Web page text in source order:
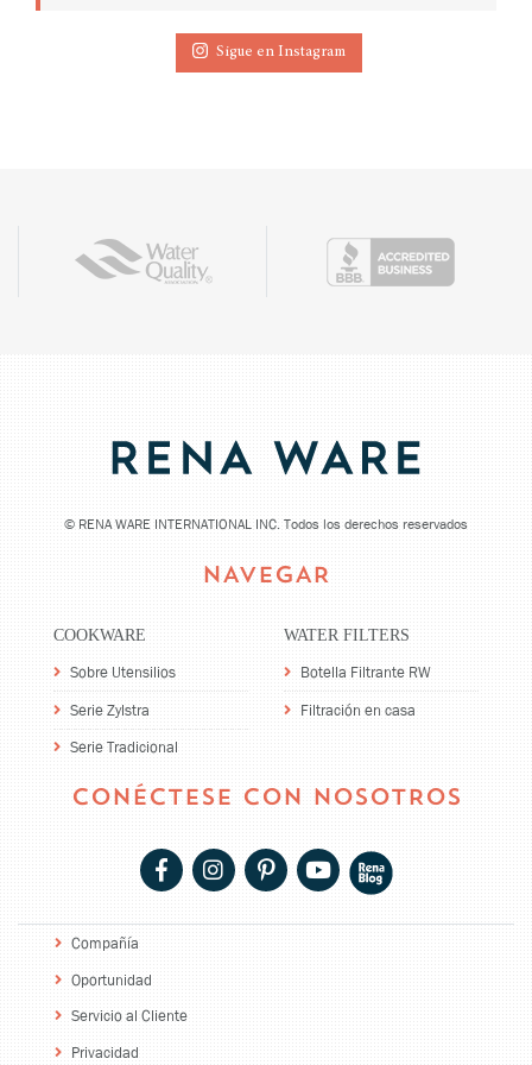
Sigue en Instagram
© RENA WARE INTERNATIONAL INC. Todos los derechos reservados
NAVEGAR
COOKWARE
Sobre Utensilios
Serie Zylstra
Serie Tradicional
WATER FILTERS
Botella Filtrante RW
Filtración en casa
CONÉCTESE CON NOSOTROS
Compañía
Oportunidad
Servicio al Cliente
Privacidad